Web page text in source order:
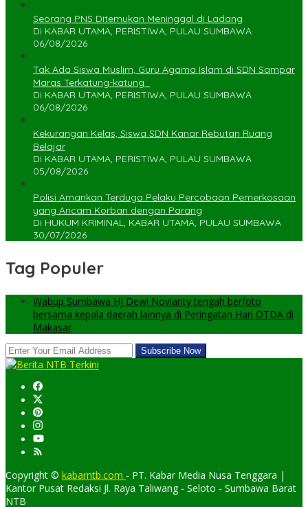
Seorang PNS Ditemukan Meninggal di Ladang
Di KABAR UTAMA, PERISTIWA, PULAU SUMBAWA
06/08/2026
Tak Ada Siswa Muslim, Guru Agama Islam di SDN Sampar
Maras Terkatung-katung ‎
Di KABAR UTAMA, PERISTIWA, PULAU SUMBAWA
06/08/2026
Kekurangan Kelas, Siswa SDN Kanar Rebutan Ruang
Belajar
Di KABAR UTAMA, PERISTIWA, PULAU SUMBAWA
05/08/2026
Polisi Amankan Terduga Pelaku Percobaan Pemerkosaan
yang Ancam Korban dengan Parang
Di HUKUM KRIMINAL, KABAR UTAMA, PULAU SUMBAWA
30/07/2026
Tag Populer
Wabup Sumbawa Hj Dewi Novianty tengah berfoto
bersama kepala daerah lainnya di Peringatan Hari OTDA di
Makasar
Copyright © kabarntb.com - PT. Kabar Media Nusa Tenggara |
Kantor Pusat Redaksi Jl. Raya Taliwang - Seloto - Sumbawa Barat
NTB